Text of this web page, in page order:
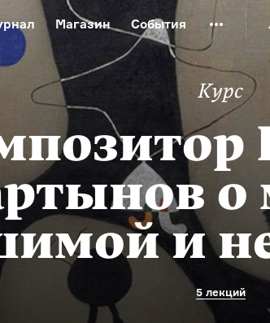
Магазин События
музей Новая Третьяковка
русской культуры
Русский язык от «гой
искусство XX века
Русская
Курс
о
и
5 лекций